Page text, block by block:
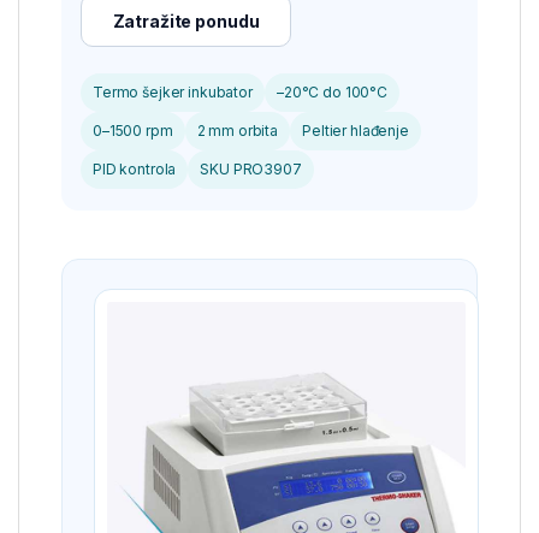
Zatražite ponudu
Termo šejker inkubator –20°C do 100°C
0–1500 rpm 2 mm orbita Peltier hlađenje
PID kontrola SKU PRO3907